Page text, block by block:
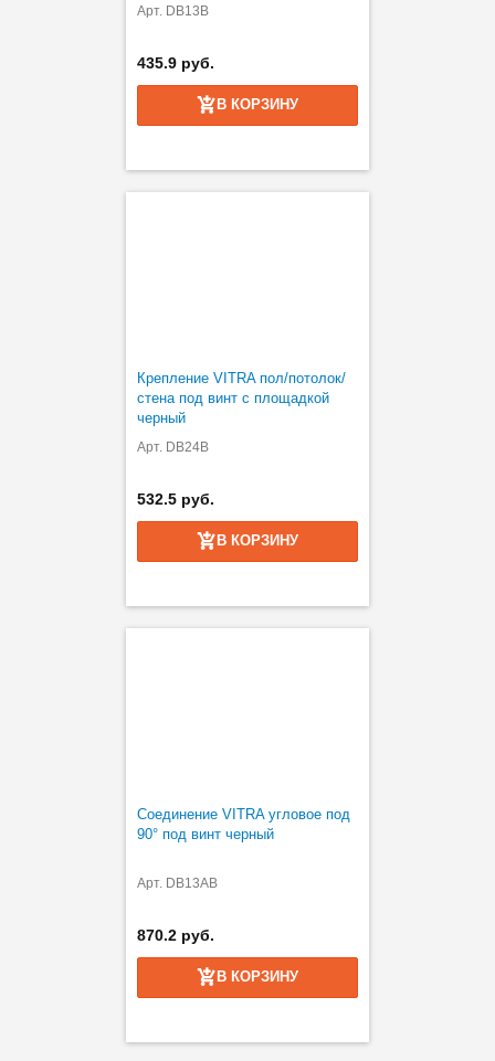
Арт. DB13B
435.9 руб.
В КОРЗИНУ
Крепление VITRA пол/потолок/
стена под винт с площадкой
черный
Арт. DB24B
532.5 руб.
В КОРЗИНУ
Соединение VITRA угловое под
90° под винт черный
Арт. DB13AB
870.2 руб.
В КОРЗИНУ